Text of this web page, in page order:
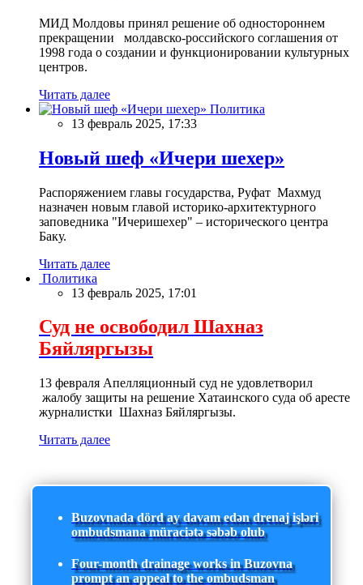
МИД Молдовы принял решение об одностороннем
прекращении молдавско-российского соглашения от
1998 года о создании и функционировании культурных
центров.
Читать далее
Политика
13 февраль 2025, 17:33
Новый шеф «Ичери шехер»
Распоряжением главы государства, Руфат Махмуд
назначен новым главой историко-архитектурного
заповедника "Ичеришехер" – исторического центра
Баку.
Читать далее
Политика
13 февраль 2025, 17:01
Суд не освободил Шахназ
Бяйляргызы
13 февраля Апелляционный суд не удовлетворил
жалобу защиты на решение Хатаинского суда об аресте
журналистки Шахназ Бяйляргызы.
Читать далее
Buzovnada dörd ay davam edən drenaj işləri
ombudsmana müraciətə səbəb olub
Four-month drainage works in Buzovna
prompt an appeal to the ombudsman